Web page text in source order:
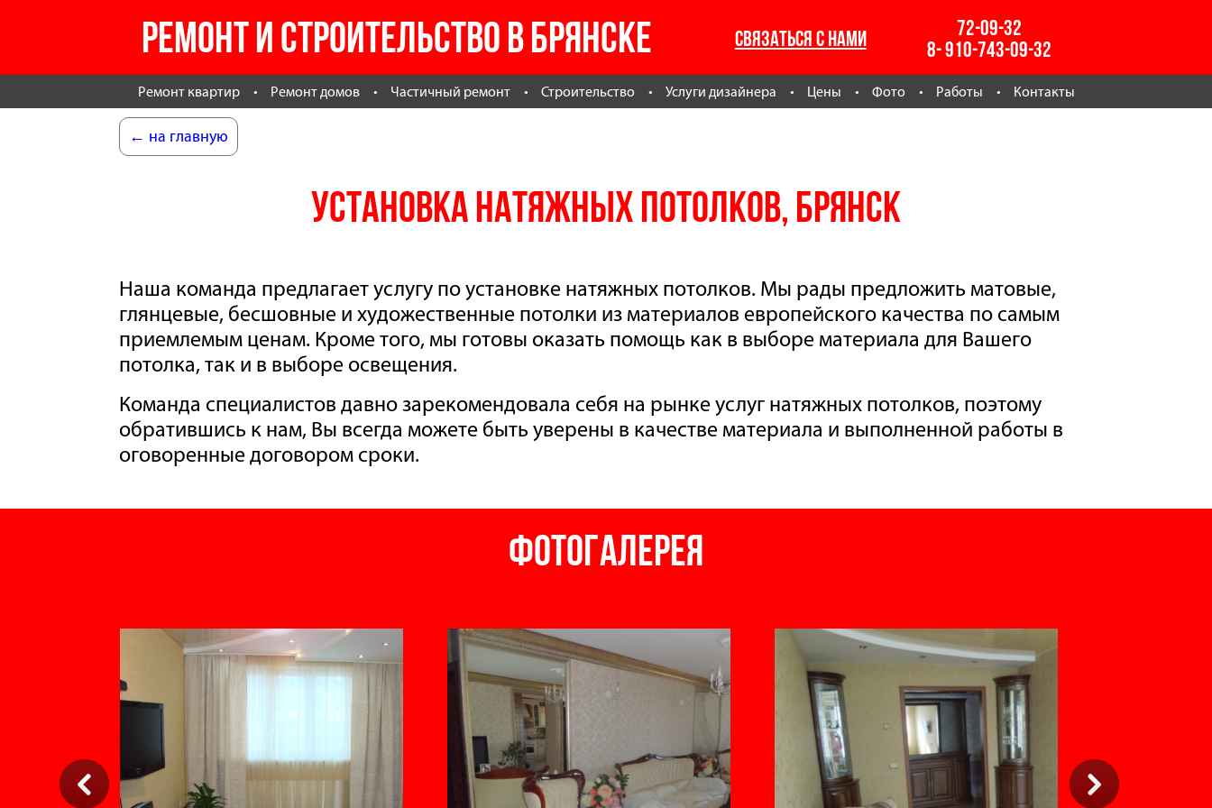
РЕМОНТ И СТРОИТЕЛЬСТВО В БРЯНСКЕ СВЯЗАТЬСЯ С НАМИ
72-09-32
8- 910-743-09-32
Ремонт квартир Ремонт домов Частичный ремонт Строительство Услуги дизайнера Цены Фото Работы Контакты
← на главную
Установка натяжных потолков, Брянск
Наша команда предлагает услугу по установке натяжных потолков. Мы рады предложить матовые,
глянцевые, бесшовные и художественные потолки из материалов европейского качества по самым
приемлемым ценам. Кроме того, мы готовы оказать помощь как в выборе материала для Вашего
потолка, так и в выборе освещения.
Команда специалистов давно зарекомендовала себя на рынке услуг натяжных потолков, поэтому
обратившись к нам, Вы всегда можете быть уверены в качестве материала и выполненной работы в
оговоренные договором сроки.
Фотогалерея